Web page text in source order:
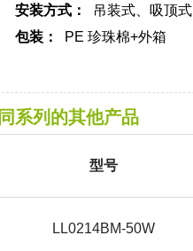
安装方式：
吊装式、吸顶式
包装：
PE 珍珠棉+外箱
同系列的其他产品
型号
LL0214BM-50W